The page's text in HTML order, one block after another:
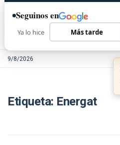
9/8/2026
Etiqueta: Energat
Seguinos en
Ya lo hice Más tarde